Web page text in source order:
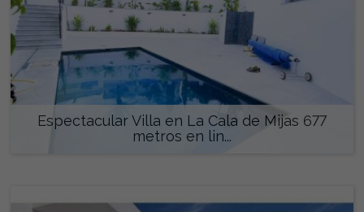
Espectacular Villa en La Cala de Mijas 677
metros en lin...